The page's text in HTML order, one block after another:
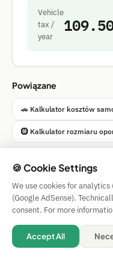
Vehicle
tax /
year
Powiązane
🚗 Kalkulator kosztów
🛞 Kalkulator rozmiaru
Impressum
|
🍪 Cookie Settings
We use cookies for
(Google AdSense).
consent. For more
Accept All